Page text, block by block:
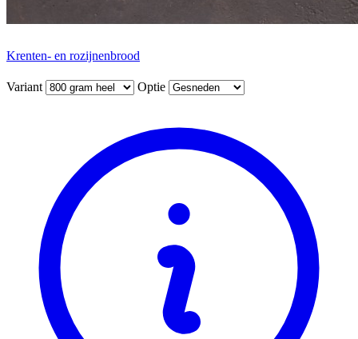
Krenten- en rozijnenbrood
Variant Optie